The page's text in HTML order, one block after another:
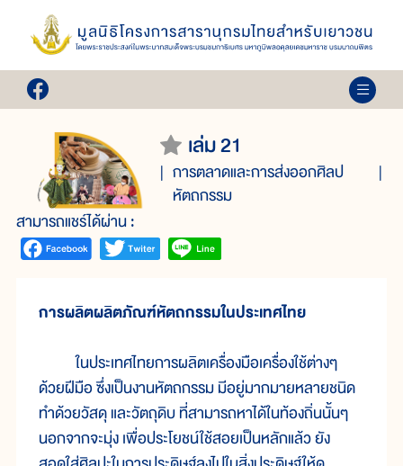
เล่ม 21
การตลาดและการส่งออกศิลป
หัตถกรรม
สามารถแชร์ได้ผ่าน :
การผลิตผลิตภัณฑ์หัตถกรรมในประเทศไทย
ในประเทศไทยการผลิตเครื่องมือเครื่องใช้ต่างๆ
ด้วยฝีมือ ซึ่งเป็นงานหัตถกรรม มีอยู่มากมายหลายชนิด
ทำด้วยวัสดุ และวัตถุดิบ ที่สามารถหาได้ในท้องถิ่นนั้นๆ
นอกจากจะมุ่ง เพื่อประโยชน์ใช้สอยเป็นหลักแล้ว ยัง